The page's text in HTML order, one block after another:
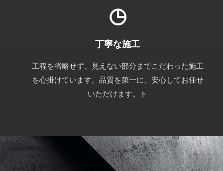
丁寧な施工
工程を省略せず、見えない部分までこだわった施工
を心掛けています。品質を第一に、安心してお任せ
いただけます。ト